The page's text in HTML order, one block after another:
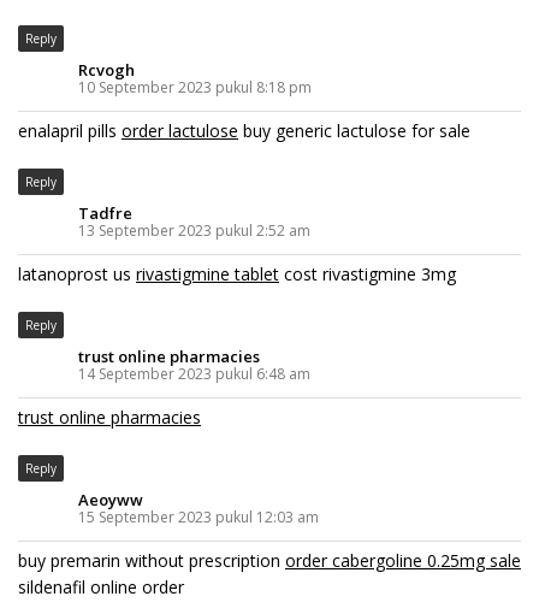
Reply
Rcvogh
10 September 2023 pukul 8:18 pm
enalapril pills order lactulose buy generic lactulose for sale
Reply
Tadfre
13 September 2023 pukul 2:52 am
latanoprost us rivastigmine tablet cost rivastigmine 3mg
Reply
trust online pharmacies
14 September 2023 pukul 6:48 am
trust online pharmacies
Reply
Aeoyww
15 September 2023 pukul 12:03 am
buy premarin without prescription order cabergoline 0.25mg sale
sildenafil online order